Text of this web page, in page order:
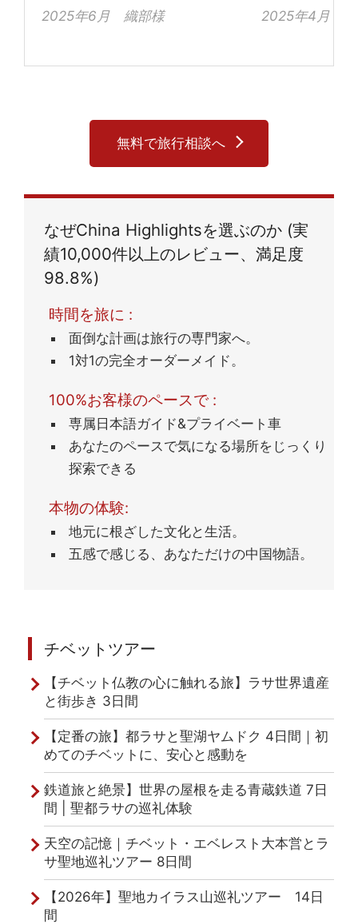
2025年6月 織部様
会社は、一人
ったです。
2025年4月 福
無料で旅行相談へ
なぜChina Highlightsを選ぶのか (実
績10,000件以上のレビュー、満足度
98.8%)
時間を旅に :
面倒な計画は旅行の専門家へ。
1対1の完全オーダーメイド。
100%お客様のペースで :
専属日本語ガイド&プライベート車
あなたのペースで気になる場所をじっくり
探索できる
本物の体験:
地元に根ざした文化と生活。
五感で感じる、あなただけの中国物語。
チベットツアー
【チベット仏教の心に触れる旅】ラサ世界遺産
と街歩き 3日間
【定番の旅】都ラサと聖湖ヤムドク 4日間｜初
めてのチベットに、安心と感動を
鉄道旅と絶景】世界の屋根を走る青蔵鉄道 7日
間 | 聖都ラサの巡礼体験
天空の記憶｜チベット・エベレスト大本営とラ
サ聖地巡礼ツアー 8日間
【2026年】聖地カイラス山巡礼ツアー 14日
間